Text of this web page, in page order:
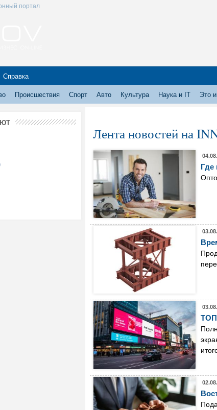
портал
Справка
Происшествия Спорт Авто Культура Наука и IT Это
Лента новостей на
Где
ТОП